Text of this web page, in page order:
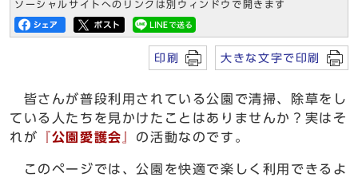
ソーシャルサイトへのリンクは別ウィンドウで開きます
印刷 大きな文字で印刷
皆さんが普段利用されている公園で清掃、除草をし
ている人たちを見かけたことはありませんか？実はそ
れが 『公園愛護会』 の活動なのです。
このページでは、公園を快適で楽しく利用できるよ